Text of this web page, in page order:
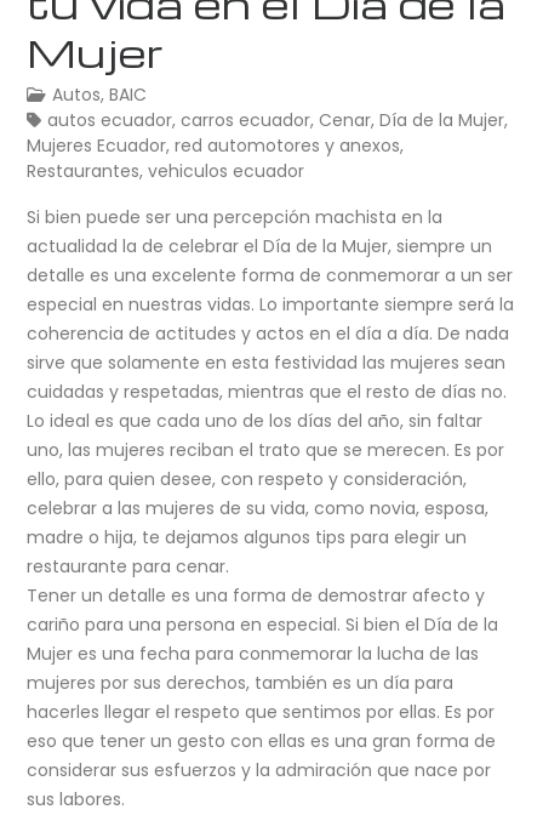
Mujer
Autos,BAIC
autos ecuador,carros ecuador,Cenar,Día de la Mujer,
Mujeres Ecuador,red automotores y anexos,
Restaurantes,vehiculos ecuador
Si bien puede ser una percepción machista en la
actualidad la de celebrar el Día de la Mujer, siempre un
detalle es una excelente forma de conmemorar a un ser
especial en nuestras vidas. Lo importante siempre será la
coherencia de actitudes y actos en el día a día. De nada
sirve que solamente en esta festividad las mujeres sean
cuidadas y respetadas, mientras que el resto de días no.
Lo ideal es que cada uno de los días del año, sin faltar
uno, las mujeres reciban el trato que se merecen. Es por
ello, para quien desee, con respeto y consideración,
celebrar a las mujeres de su vida, como novia, esposa,
madre o hija, te dejamos algunos tips para elegir un
restaurante para cenar.
Tener un detalle es una forma de demostrar afecto y
cariño para una persona en especial. Si bien el Día de la
Mujer es una fecha para conmemorar la lucha de las
mujeres por sus derechos, también es un día para
hacerles llegar el respeto que sentimos por ellas. Es por
eso que tener un gesto con ellas es una gran forma de
considerar sus esfuerzos y la admiración que nace por
sus labores.